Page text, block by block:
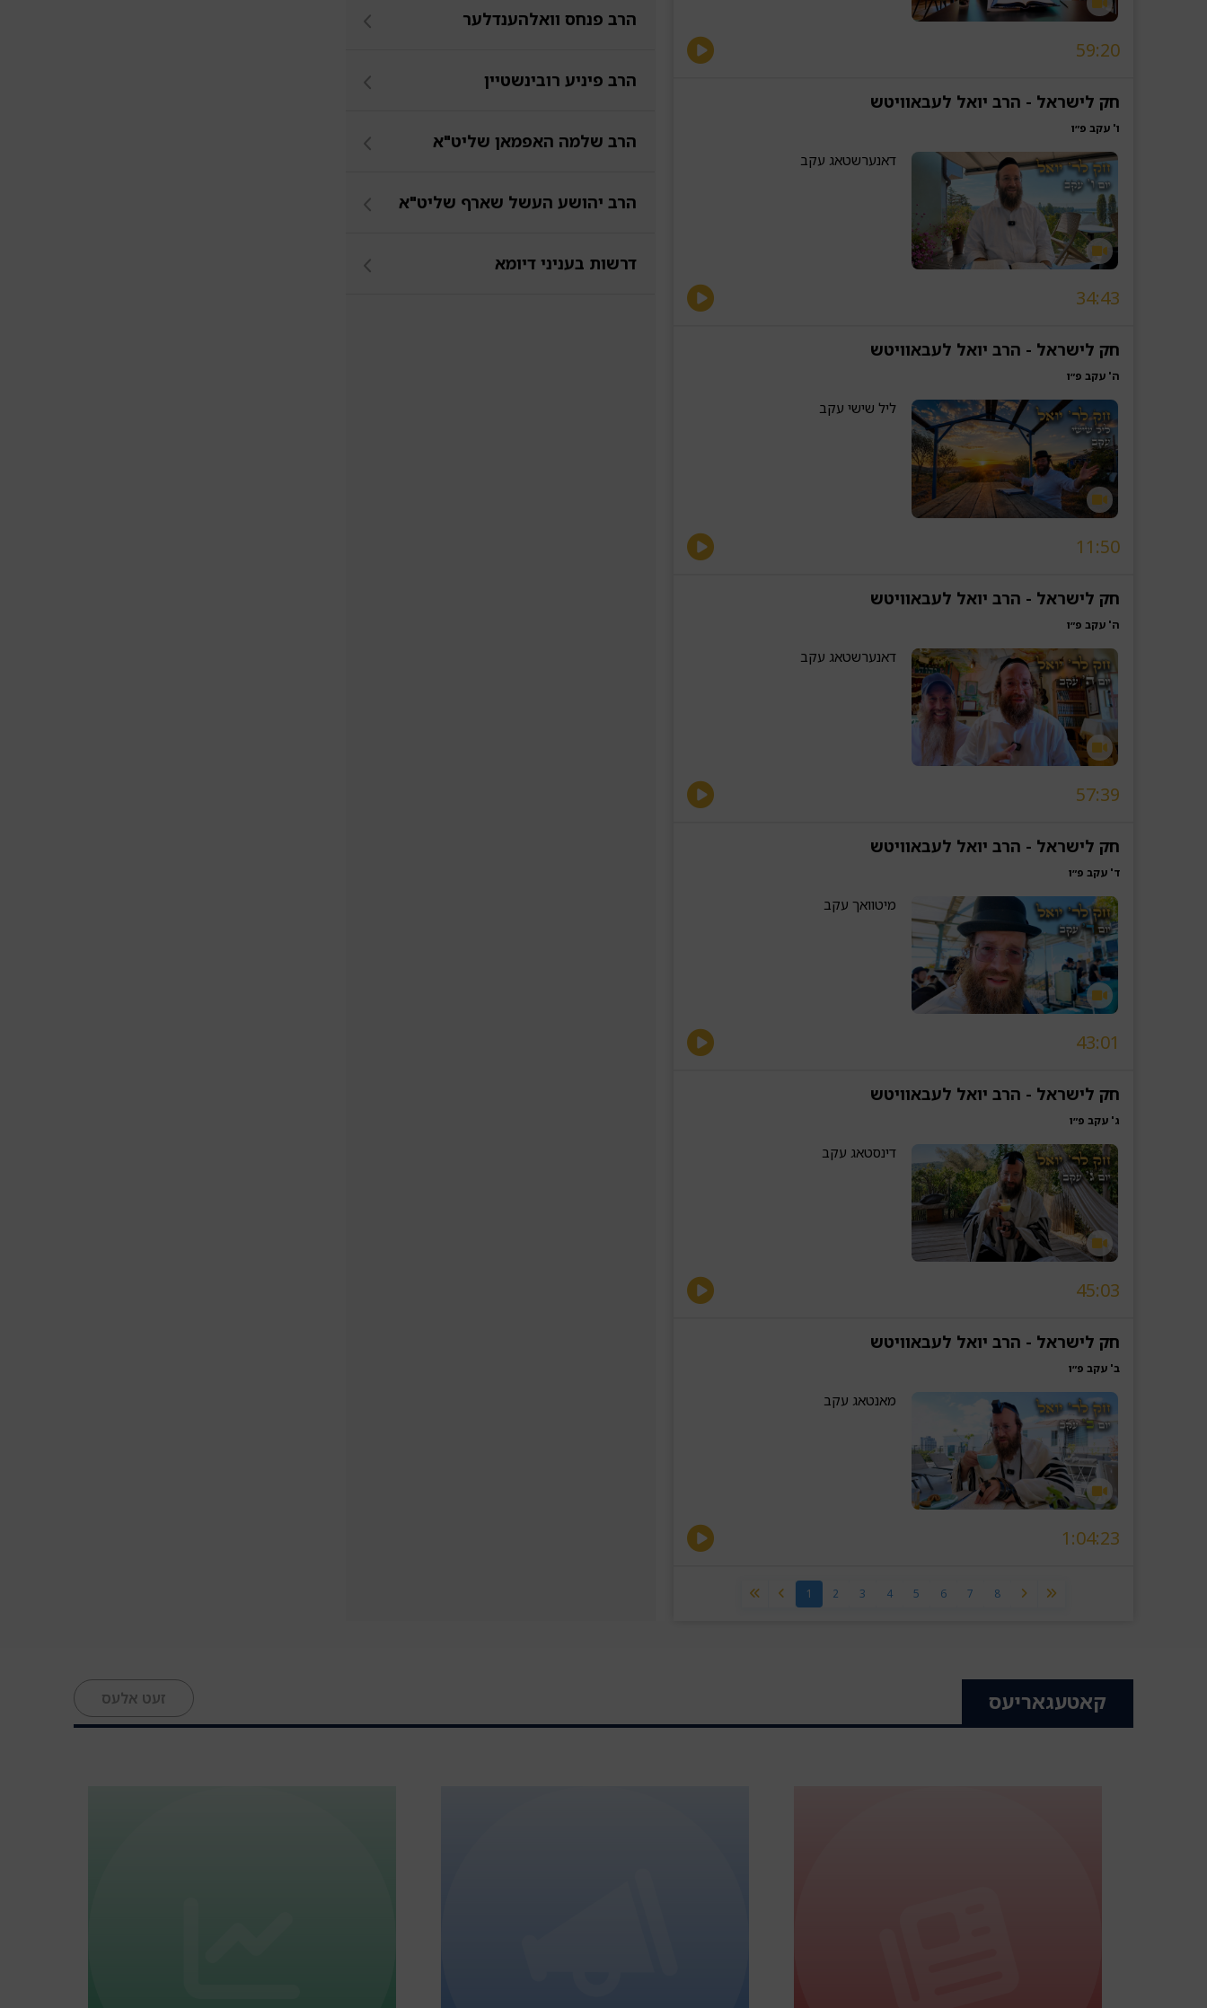
הרב פנחס וואלהענדלער
הרב פיניע רובינשטיין
הרב שלמה האפמאן שליט"א
הרב יהושע העשל שארף שליט"א
דרשות בעניני דיומא
59:20
חק לישראל - הרב יואל לעבאוויטש
ו' עקב פ״ו
דאנערשטאג עקב
34:43
חק לישראל - הרב יואל לעבאוויטש
ה' עקב פ״ו
ליל שישי עקב
11:50
חק לישראל - הרב יואל לעבאוויטש
ה' עקב פ״ו
דאנערשטאג עקב
57:39
חק לישראל - הרב יואל לעבאוויטש
ד' עקב פ״ו
מיטוואך עקב
43:01
חק לישראל - הרב יואל לעבאוויטש
ג' עקב פ״ו
דינסטאג עקב
45:03
חק לישראל - הרב יואל לעבאוויטש
ב' עקב פ״ו
מאנטאג עקב
1:04:23
1 2 3 4 5 6 7 8
קאטעגאריעס זעט אלעס